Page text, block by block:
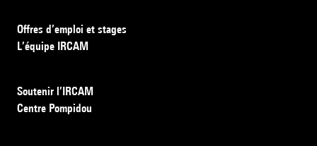
Offres d’emploi et stages
L’équipe IRCAM
Soutenir l’IRCAM
Centre Pompidou